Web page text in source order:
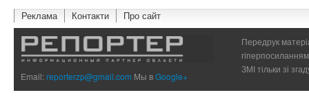
Реклама Контакти Про сайт
Email:reporterzp@gmail.com Мы вGoogle+
Передрук
ЗМІ тільки зі